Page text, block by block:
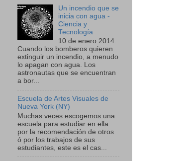
Un incendio que se
inicia con agua -
Ciencia y
Tecnología
10 de enero 2014:
Cuando los bomberos quieren
extinguir un incendio, a menudo
lo apagan con agua. Los
astronautas que se encuentran
a bor...
Escuela de Artes Visuales de
Nueva York (NY)
Muchas veces escogemos una
escuela para estudiar en ella
por la recomendación de otros
ó por los trabajos de sus
estudiantes, este es el cas...